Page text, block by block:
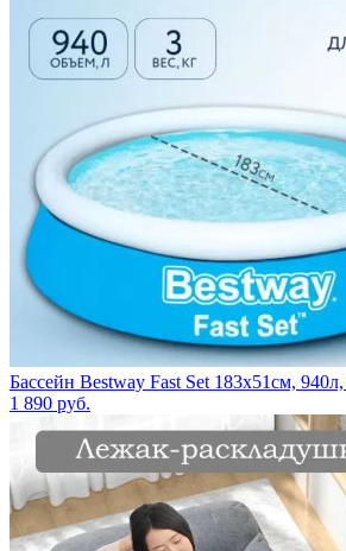
Бассейн Bestway Fast Set 183х51см,
1 890 руб.